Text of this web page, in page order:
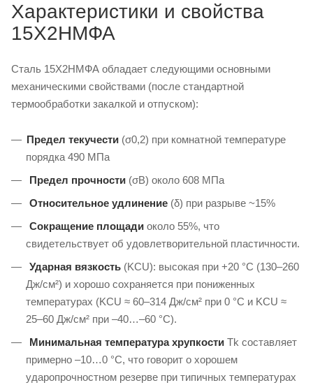
Характеристики и свойства
15Х2НМФА
Сталь 15Х2НМФА обладает следующими основными
механическими свойствами (после стандартной
термообработки закалкой и отпуском):
Предел текучести (σ0,2) при комнатной температуре
порядка 490 МПа
Предел прочности (σB) около 608 МПа
Относительное удлинение (δ) при разрыве ~15%
Сокращение площади около 55%, что
свидетельствует об удовлетворительной пластичности.
Ударная вязкость (KCU): высокая при +20 °C (130–260
Дж/см²) и хорошо сохраняется при пониженных
температурах (KCU ≈ 60–314 Дж/см² при 0 °C и KCU ≈
25–60 Дж/см² при –40…–60 °C).
Минимальная температура хрупкости Tk составляет
примерно –10…0 °C, что говорит о хорошем
ударопрочностном резерве при типичных температурах